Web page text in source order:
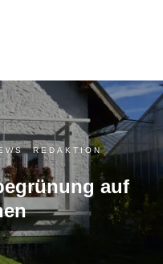
,REDAKTION
auf